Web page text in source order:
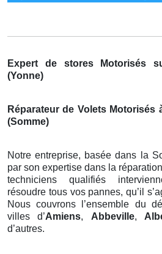
Expert de stores Motorisés
(Yonne)
Réparateur de Volets Motorisés
(Somme)
Notre entreprise, basée dans la
par son expertise dans la
techniciens qualifiés
résoudre tous vos pannes, qu’il
Nous couvrons l’ensemble du
villes d’Amiens, Abbeville,
d’autres.